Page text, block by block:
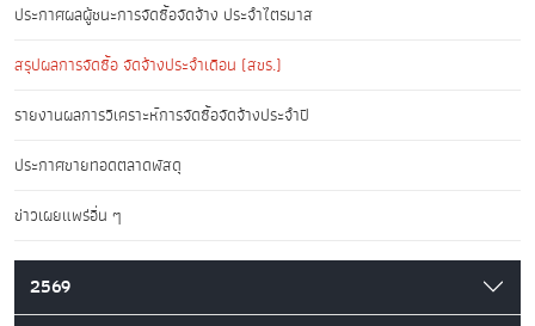
ประกาศผลผู้ชนะการจัดซื้อจัดจ้าง ประจำไตรมาส
สรุปผลการจัดซื้อ จัดจ้างประจำเดือน (สขร.)
รายงานผลการวิเคราะห์การจัดซื้อจัดจ้างประจำปี
ประกาศขายทอดตลาดพัสดุ
ข่าวเผยแพร่อื่น ๆ
2569